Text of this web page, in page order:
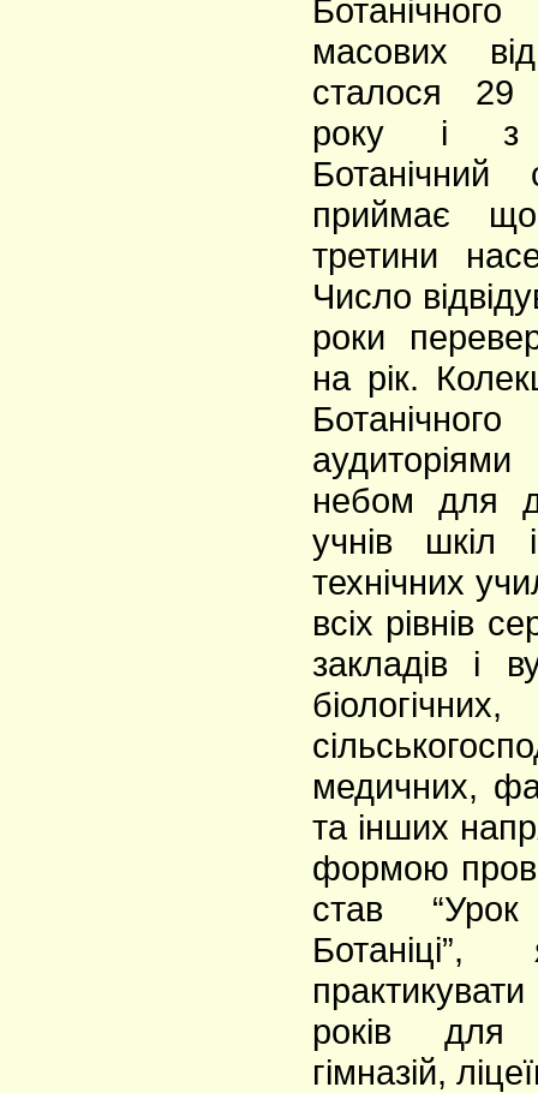
масових
сталося 29
року і з
Ботанічний
приймає
третини
Число
роки
на рік.
аудиторіями
небом для
учнів шкіл
технічних
всіх рівнів
закладів і
біологічних,
медичних,
та інших
формою
став
років для
гімназій,